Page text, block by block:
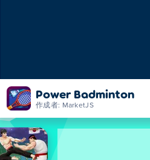
Power Badminton
作成者: MarketJS